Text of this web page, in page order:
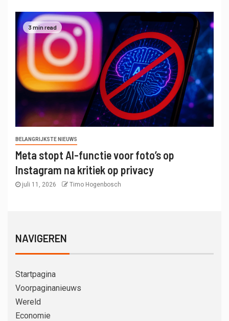
3 min read
BELANGRIJKSTE NIEUWS
Meta stopt AI-functie voor foto’s op
Instagram na kritiek op privacy
juli 11, 2026 Timo Hogenbosch
NAVIGEREN
Startpagina
Voorpaginanieuws
Wereld
Economie